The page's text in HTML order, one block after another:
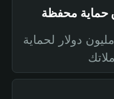
صندوق حماية بقيمة 300 مليون دولار لحماية